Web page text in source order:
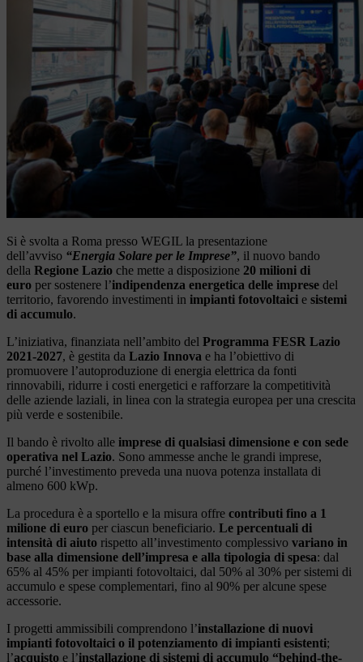
Si è svolta a Roma presso WEGIL la presentazione
dell’avviso “Energia Solare per le Imprese”, il nuovo bando
della Regione Lazio che mette a disposizione 20 milioni di
euro per sostenere l’indipendenza energetica delle imprese del
territorio, favorendo investimenti in impianti fotovoltaici e sistemi
di accumulo.
L’iniziativa, finanziata nell’ambito del Programma FESR Lazio
2021-2027, è gestita da Lazio Innova e ha l’obiettivo di
promuovere l’autoproduzione di energia elettrica da fonti
rinnovabili, ridurre i costi energetici e rafforzare la competitività
delle aziende laziali, in linea con la strategia europea per una crescita
più verde e sostenibile.
Il bando è rivolto alle imprese di qualsiasi dimensione e con sede
operativa nel Lazio. Sono ammesse anche le grandi imprese,
purché l’investimento preveda una nuova potenza installata di
almeno 600 kWp.
La procedura è a sportello e la misura offre contributi fino a 1
milione di euro per ciascun beneficiario. Le percentuali di
intensità di aiuto rispetto all’investimento complessivo variano in
base alla dimensione dell’impresa e alla tipologia di spesa: dal
65% al 45% per impianti fotovoltaici, dal 50% al 30% per sistemi di
accumulo e spese complementari, fino al 90% per alcune spese
accessorie.
I progetti ammissibili comprendono l’installazione di nuovi
impianti fotovoltaici o il potenziamento di impianti esistenti;
l’acquisto e l’installazione di sistemi di accumulo “behind-the-